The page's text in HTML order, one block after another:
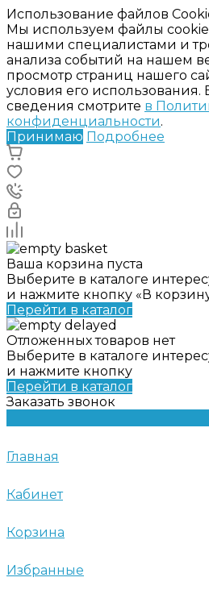
Использование файлов
Мы используем файлы
нашими специалистами и
анализа событий на нашем
просмотр страниц нашего
условия его
сведения смотрите в
конфиденциальности.
Принимаю Подробнее
Ваша корзина пуста
Выберите в каталоге
и нажмите кнопку «В
Перейти в каталог
Отложенных товаров нет
Выберите в каталоге
и нажмите кнопку
Перейти в каталог
Заказать звонок
Главная
Кабинет
Корзина
Избранные